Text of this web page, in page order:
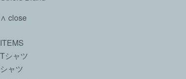
∧ close
ITEMS
Tシャツ
シャツ